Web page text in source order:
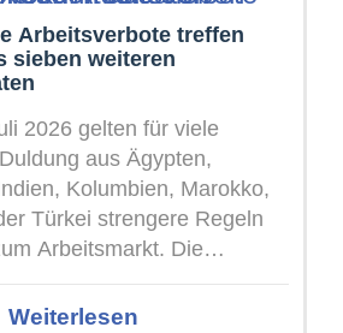
Arbeitsverbote treffen
sieben weiteren
2026 gelten für viele
aus Ägypten,
Kolumbien, Marokko,
Türkei strengere Regeln
Arbeitsmarkt. Die
...
Weiterlesen